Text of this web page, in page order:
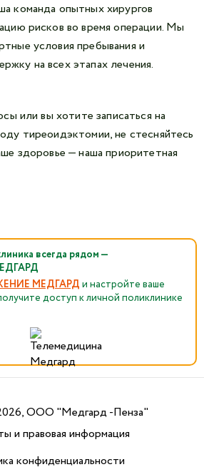
команда опытных хирургов
рисков во время операции. Мы
условия пребывания и
на всех этапах лечения.
или вы хотите записаться на
тиреоидэктомии, не стесняйтесь
здоровье — наша приоритетная
всегда рядом —
МЕДГАРДи настройте ваше
доступ к личной поликлинике
ООО "Медгард -Пенза"
и правовая информация
конфиденциальности